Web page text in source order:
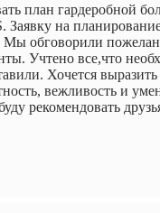
план гардеробной
на
обговорили
Учтено все,что
Хочется
вежливость и
рекомендовать